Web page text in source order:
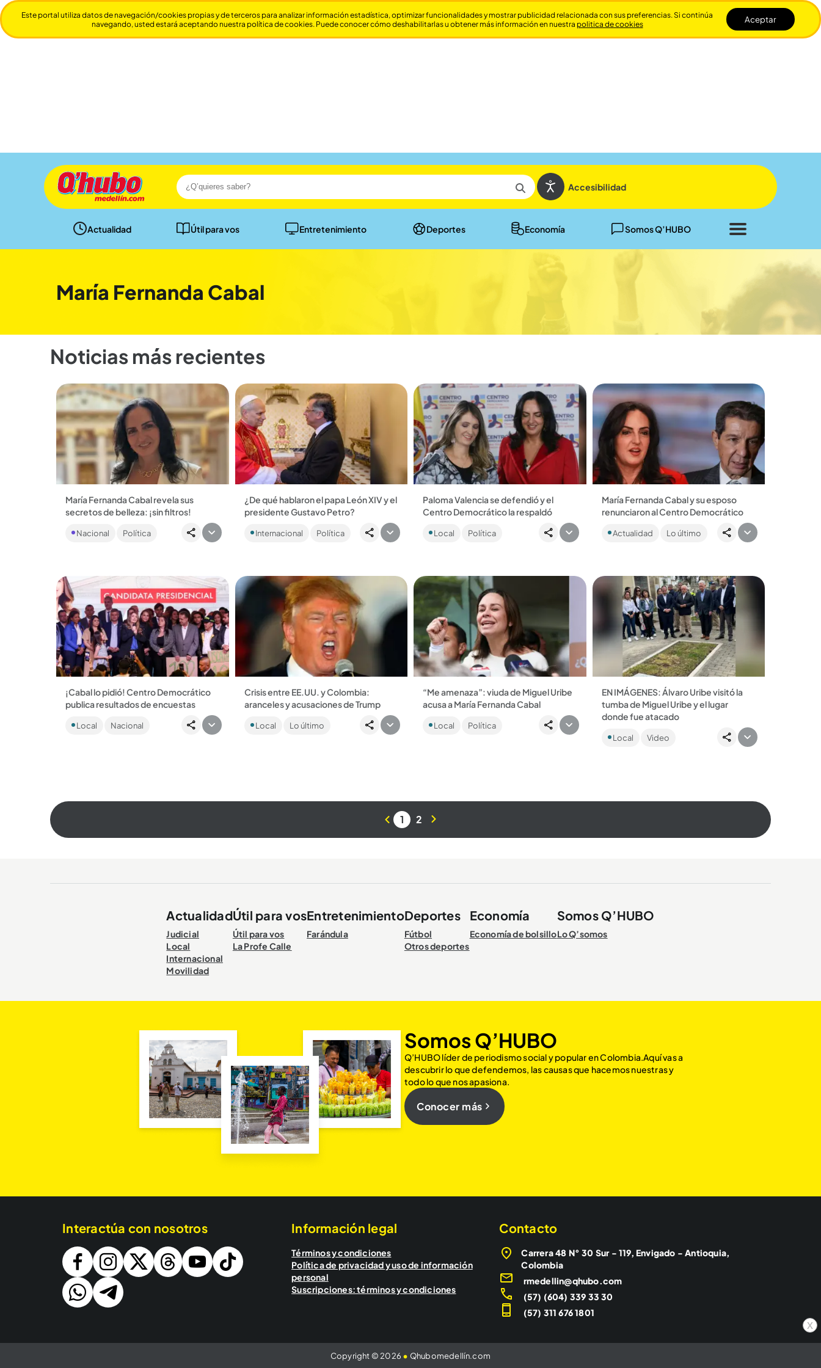
x
Accesibilidad
Actualidad Útil para vos Entretenimiento Deportes Economía Somos Q’HUBO
Cerrar
María Fernanda Cabal
Noticias más recientes
María Fernanda Cabal revela sus
secretos de belleza: ¡sin filtros!
La exsenadora María Fernanda Cabal
habla sin tapujos de sus cirugías: “Me
devolvieron la juventud, ¡soy yo, pero
Nacional Política
¿De qué hablaron el papa León XIV y el
presidente Gustavo Petro?
La reunión privada duró cerca de 20
minutos; muchos cuestionan la
Internacional Política
Paloma Valencia se defendió y el
Centro Democrático la respaldó
Todo se dio tras la renuncia de María
Fernanda Cabal y José Félix Lafaurie,
Local Política
María Fernanda Cabal y su esposo
renunciaron al Centro Democrático
irregularidades en el proceso de
selección de la candidata presidencial
Actualidad Lo último
¡Cabal lo pidió! Centro Democrático
publica resultados de encuestas
El partido del uribismo divulgó cifras y
fichas técnicas de dos sondeos que
Local Nacional
Crisis entre EE.UU. y Colombia:
aranceles y acusaciones de Trump
Colombia por narcotráfico. Petro
responde y la tensión entre naciones
Local Lo último
“Me amenaza”: viuda de Miguel Uribe
acusa a María Fernanda Cabal
María Claudia Tarazona aseguró que
todo sucedió en el funeral de su
Local Política
EN IMÁGENES: Álvaro Uribe visitó la
tumba de Miguel Uribe y el lugar
donde fue atacado
El expresidente estuvo acompañado
de varios precandidatos del partido
Local Video
1 2
Actualidad
Judicial
Local
Internacional
Movilidad
Útil para vos
Útil para vos
La Profe Calle
Entretenimiento
Farándula
Deportes
Fútbol
Otros deportes
Economía
Economía de bolsillo
Somos Q’HUBO
Lo Q’somos
Somos Q’HUBO
Q’HUBO líder de periodismo social y popular en Colombia.Aquí vas a
descubrir lo que defendemos, las causas que hacemos nuestras y
todo lo que nos apasiona.
Conocer más
Interactúa con nosotros Información legal
Términos y condiciones
Política de privacidad y uso de información
personal
Suscripciones: términos y condiciones
Contacto
Carrera 48 N° 30 Sur - 119, Envigado - Antioquia,
Colombia
rmedellin@qhubo.com
(57) (604) 339 33 30
(57) 311 676 1801
Copyright © 2026 • Qhubomedellín.com
Este portal utiliza datos de navegación/cookies propias y de terceros para analizar información estadística, optimizar funcionalidades y mostrar publicidad relacionada con sus preferencias. Si continúa
navegando, usted estará aceptando nuestra política de cookies. Puede conocer cómo deshabilitarlas u obtener más información en nuestra politica de cookies Aceptar